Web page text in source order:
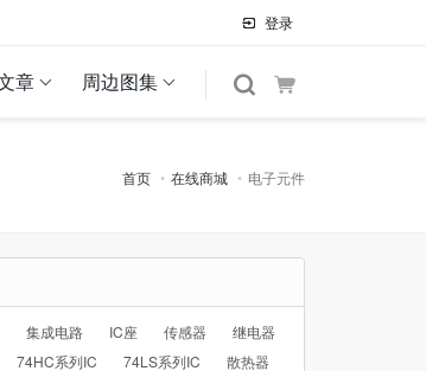
登录
章 周边图集
首页 在线商城 电子元件
集成电路 IC座 传感器
继电器
74HC系列IC 74LS系列IC
散热器